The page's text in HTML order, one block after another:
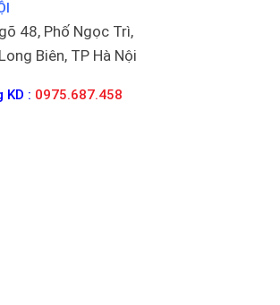
48, Phố Ngọc Trì,
Biên, TP Hà Nội
KD : 0975.687.458